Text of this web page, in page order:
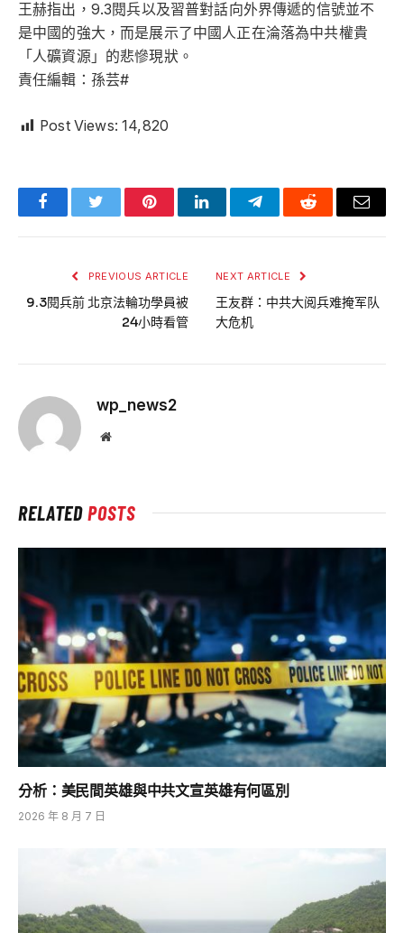
王赫指出，9.3閱兵以及習普對話向外界傳遞的信號並不
是中國的強大，而是展示了中國人正在淪落為中共權貴
「人礦資源」的悲慘現狀。
責任編輯：孫芸#
Post Views: 14,820
FacebookTwitter PinterestLinkedInTelegramReddit Email
PREVIOUS ARTICLE
9.3閱兵前 北京法輪功學員被
24小時看管
NEXT ARTICLE
王友群：中共大阅兵难掩军队
大危机
wp_news2
Website
RELATEDPOSTS
分析：美民間英雄與中共文宣英雄有何區別
2026 年 8 月 7 日